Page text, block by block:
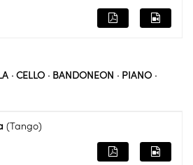
· CELLO · BANDONEON · PIANO ·
(Tango)